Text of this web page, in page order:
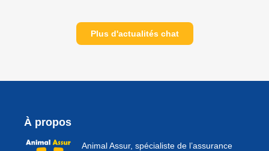
Plus d'actualités chat
À propos
Animal Assur, spécialiste de l’assurance